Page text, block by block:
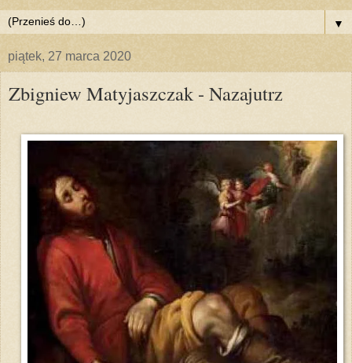
▼
piątek, 27 marca 2020
Zbigniew Matyjaszczak - Nazajutrz